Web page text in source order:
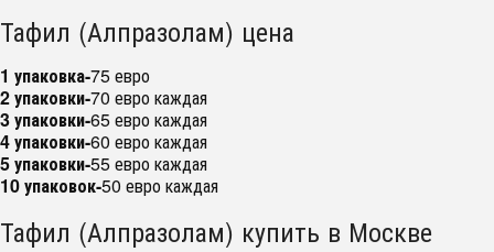
Тафил (Алпразолам) цена
1 упаковка-75 евро
2 упаковки-70 евро каждая
3 упаковки-65 евро каждая
4 упаковки-60 евро каждая
5 упаковки-55 евро каждая
10 упаковок-50 евро каждая
Тафил (Алпразолам) купить в Москве